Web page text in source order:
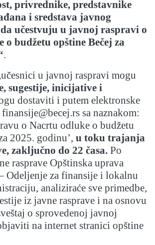
privrednike, predstavnike
i sredstava javnog
učestvuju u javnoj raspravi o
o budžetu opštine Bečej za
.
u javnoj raspravi mogu
sugestije, inicijative i
dostaviti i putem elektronske
finansije@becej.rs sa naznakom:
o Nacrtu odluke o budžetu
2025. godinu’, u toku trajanja
zaključno do 22 časa. Po
rasprave Opštinska uprava
Odeljenje za finansije i lokalnu
analiziraće sve primedbe,
iz javne rasprave i na osnovu
o sprovedenoj javnoj
na internet stranici opštine